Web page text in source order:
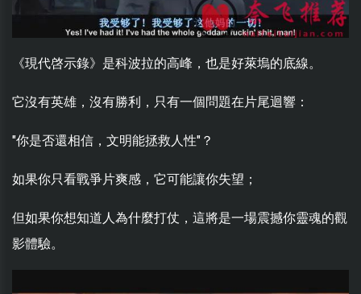
《現代啓示錄》是科波拉的高峰，也是好萊塢的底線。
它沒有英雄，沒有勝利，只有一個問題在片尾迴響：
"你是否還相信，文明能拯救人性"？
如果你只看戰爭片爽感，它可能讓你失望；
但如果你想知道人為什麼打仗，這將是一場震撼你靈魂的觀
影體驗。